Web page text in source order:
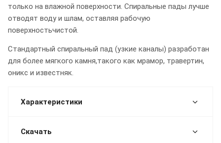
только на влажной поверхности. Спиральные пады лучше
отводят воду и шлам, оставляя рабочую
поверхностьчистой.
Стандартный спиральный пад (узкие каналы) разработан
для более мягкого камня,такого как мрамор, травертин,
оникс и известняк.
Характеристики
Скачать